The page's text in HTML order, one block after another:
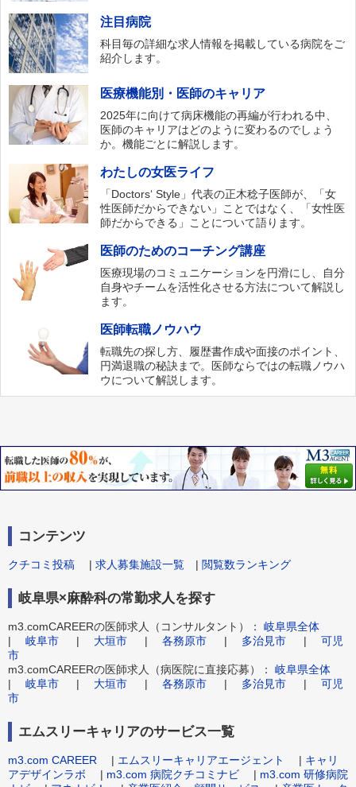
注目病院
科目毎の詳細な求人情報を掲載している病院をご
紹介します。
医療機能別・医師のキャリア
2025年に向けて病床機能の再編が行われる中、
医師のキャリアはどのように変わるのでしょう
か。機能ごとに解説します。
わたしの女医ライフ
「Doctors‘ Style」代表の正木稔子医師が、「女
性医師だからできない」ことではなく、「女性医
師だからできる」ことについて語ります。
医師のためのコーチング講座
医療現場のコミュニケーションを円滑にし、自分
自身やチームを活性化させる方法について解説し
ます。
医師転職ノウハウ
転職先の探し方、履歴書作成や面接のポイント、
円満退職の秘訣まで。医師ならではの転職ノウハ
ウについて解説します。
コンテンツ
クチコミ投稿 | 求人募集施設一覧 | 閲覧数ランキング
岐阜県×麻酔科の常勤求人を探す
m3.comCAREERの医師求人（コンサルタント）： 岐阜県全体
| 岐阜市 | 大垣市 | 各務原市 | 多治見市 | 可児
市
m3.comCAREERの医師求人（病医院に直接応募）： 岐阜県全体
| 岐阜市 | 大垣市 | 各務原市 | 多治見市 | 可児
市
エムスリーキャリアのサービス一覧
m3.com CAREER | エムスリーキャリアエージェント | キャリ
アデザインラボ | m3.com 病院クチコミナビ | m3.com 研修病院